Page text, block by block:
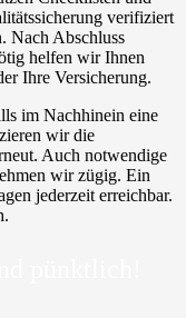
verifiziert
Nach Abschluss
helfen wir Ihnen
Ihre Versicherung.
im Nachhinein eine
wir die
Auch notwendige
wir zügig. Ein
jederzeit erreichbar.